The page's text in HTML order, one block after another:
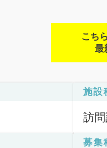
こち
最
施設
訪
募集